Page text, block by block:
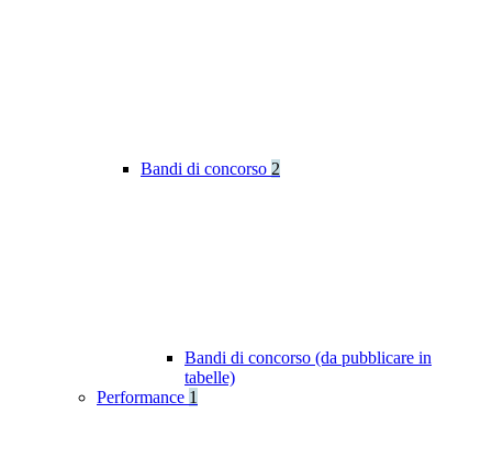
Bandi di concorso 2
Bandi di concorso (da pubblicare in
tabelle)
Performance 1